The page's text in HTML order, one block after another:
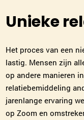
Unieke
Het proces van een
lastig. Mensen zijn
op andere manieren
relatiebemiddeling
jarenlange ervaring
op Zoom en